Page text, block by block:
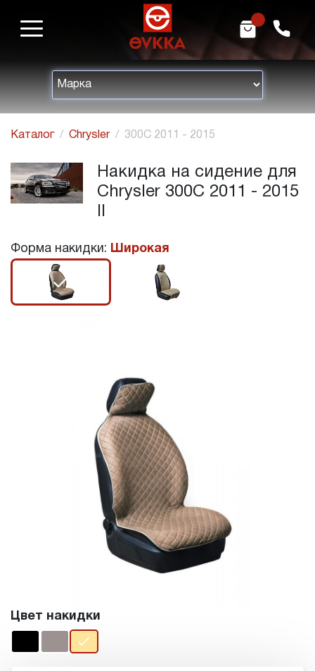
h m
Каталог Chrysler 300С 2011 - 2015
Накидка на сидение для
Chrysler 300С 2011 - 2015
Форма накидки: Широкая
r
Цвет накидки